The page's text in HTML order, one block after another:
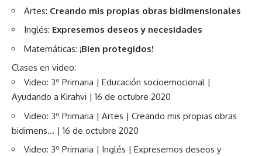
Artes: Creando mis propias obras bidimensionales
Inglés: Expresemos deseos y necesidades
Matemáticas: ¡Bien protegidos!
Clases en video:
Video: 3º Primaria | Educación socioemocional |
Ayudando a Kirahvi | 16 de octubre 2020
Video: 3º Primaria | Artes | Creando mis propias obras
bidimens… | 16 de octubre 2020
Video: 3º Primaria | Inglés | Expresemos deseos y